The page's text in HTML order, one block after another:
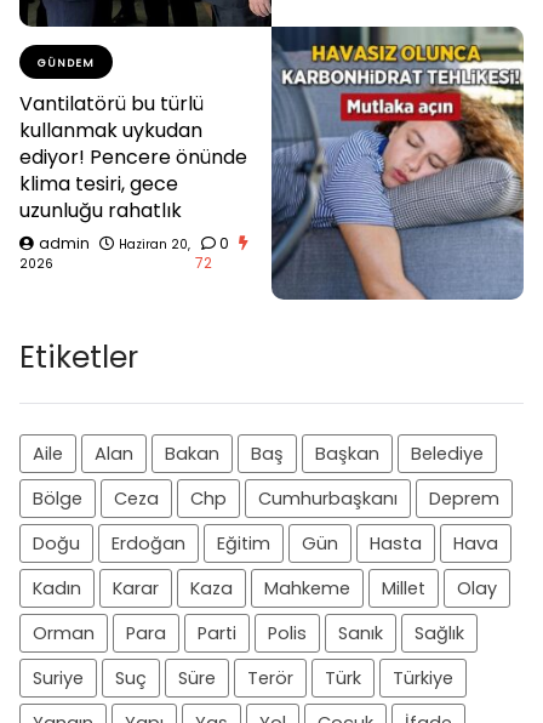
GÜNDEM
Vantilatörü bu türlü
kullanmak uykudan
ediyor! Pencere önünde
klima tesiri, gece
uzunluğu rahatlık
admin
Haziran 20,
2026
0
72
Etiketler
Aile Alan Bakan Baş Başkan
Belediye
Bölge
Ceza Chp Cumhurbaşkanı
Deprem
Doğu
Erdoğan Eğitim Gün Hasta
Hava
Kadın
Karar Kaza Mahkeme Millet
Olay
Orman
Para Parti Polis Sanık
Sağlık
Suriye
Suç Süre Terör Türk
Türkiye